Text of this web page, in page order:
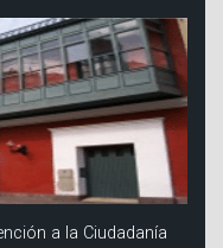
a la Ciudadanía